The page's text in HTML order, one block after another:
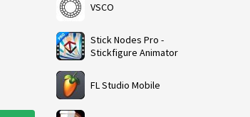
VSCO
Stick Nodes Pro -
Stickfigure Animator
FL Studio Mobile